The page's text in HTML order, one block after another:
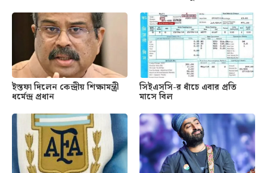
ইস্তফা দিলেন কেন্দ্রীয় শিক্ষামন্ত্রী
ধর্মেন্দ্র প্রধান
সিইএসসি-র ধাঁচে এবার প্রতি
মাসে বিল